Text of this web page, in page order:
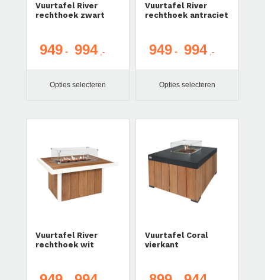
Vuurtafel River
rechthoek zwart
949 - 994Prijsklasse:
Opties selecteren
Vuurtafel River
rechthoek antraciet
949 - 994Prijsklasse:
Opties selecteren
Vuurtafel River
rechthoek wit
Vuurtafel Coral
vierkant